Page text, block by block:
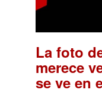
La foto
merece
se ve en